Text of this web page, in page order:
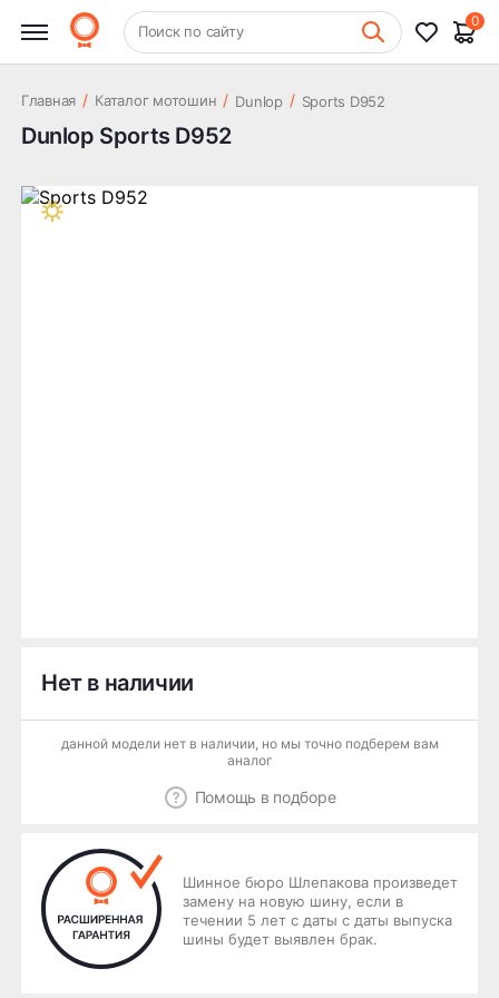
+7 (831) 261-35-35 Шиномонтаж
Поиск по сайту
0
Главная / Каталог мотошин / Dunlop / Sports D952
Dunlop Sports D952
Нет в наличии
данной модели нет в наличии, но мы точно подберем вам
аналог
Помощь в подборе
Шинное бюро Шлепакова произведет
замену на новую шину, если в
течении 5 лет с даты с даты выпуска
шины будет выявлен брак.